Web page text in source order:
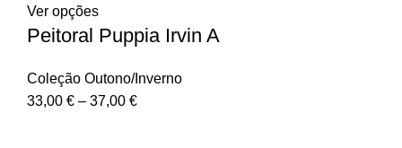
Ver opções
Peitoral Puppia Irvin A
Coleção Outono/Inverno
33,00 € – 37,00 €